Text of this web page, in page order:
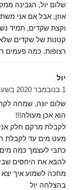
שלום יול, הגבינה
אוזן, אבל אם אני
וקצת שקדים, תמיד
קטנות של שקדים
רצופות. כמה פעמים
יול
1 בנובמבר 2020 בשעה 15:30
שלום יונה, שמחה
הוא אכן מעולה!!!
לקבלת מרקם חלק
מעט מים עד לקבלת
כתבי לעצמך כמה
להבא את היחסים
מחכה לשמוע איך יצא
בהצלחה יול